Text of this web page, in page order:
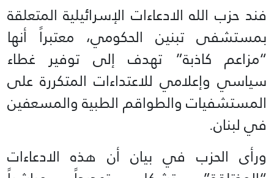
فند حزب الله الادعاءات الإسرائيلية المتعلقة
بمستشفى تبنين الحكومي، معتبراً أنها
“مزاعم كاذبة” تهدف إلى توفير غطاء
سياسي وإعلامي للاعتداءات المتكررة على
المستشفيات والطواقم الطبية والمسعفين
في لبنان.
ورأى الحزب في بيان أن هذه الادعاءات